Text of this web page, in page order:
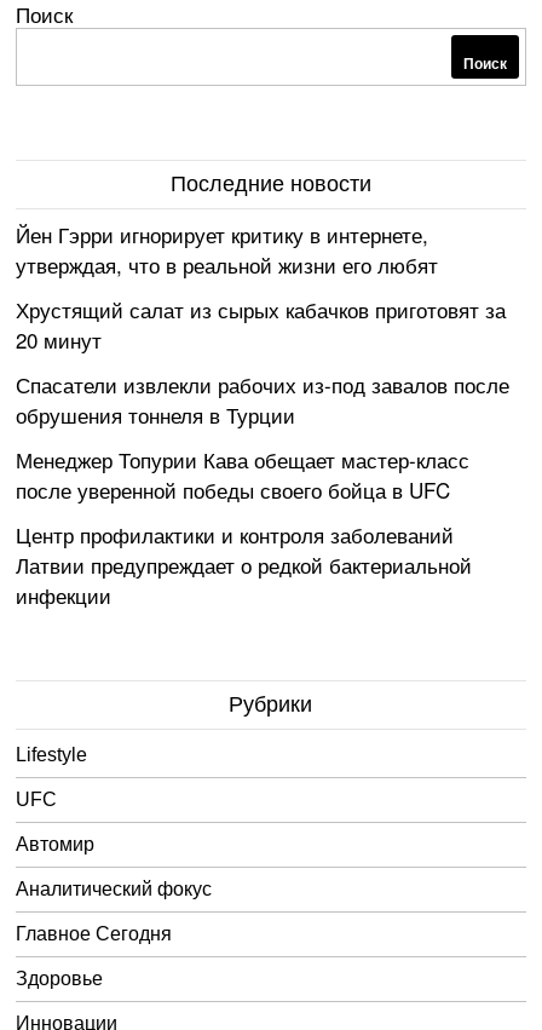
Поиск
Поиск
Последние новости
Йен Гэрри игнорирует критику в интернете,
утверждая, что в реальной жизни его любят
Хрустящий салат из сырых кабачков приготовят за
20 минут
Спасатели извлекли рабочих из-под завалов после
обрушения тоннеля в Турции
Менеджер Топурии Кава обещает мастер-класс
после уверенной победы своего бойца в UFC
Центр профилактики и контроля заболеваний
Латвии предупреждает о редкой бактериальной
инфекции
Рубрики
Lifestyle
UFC
Автомир
Аналитический фокус
Главное Сегодня
Здоровье
Инновации